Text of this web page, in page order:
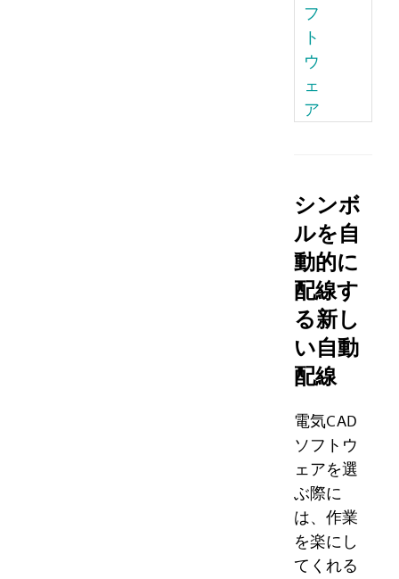
フ
ト
ウ
ェ
ア
シンボ
ルを自
動的に
配線す
る新し
い自動
配線
電気CAD
ソフトウ
ェアを選
ぶ際に
は、作業
を楽にし
てくれる